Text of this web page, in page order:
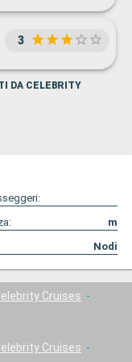
3
DA CELEBRITY
m
Nodi
Cruises
Cruises